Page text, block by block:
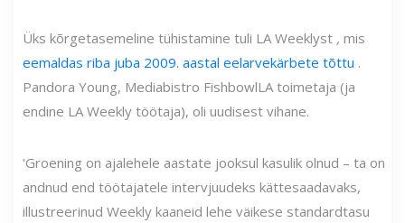
Üks kõrgetasemeline tühistamine tuli LA Weeklyst , mis
eemaldas riba juba 2009. aastal eelarvekärbete tõttu .
Pandora Young, Mediabistro FishbowlLA toimetaja (ja
endine LA Weekly töötaja), oli uudisest vihane.
'Groening on ajalehele aastate jooksul kasulik olnud – ta on
andnud end töötajatele intervjuudeks kättesaadavaks,
illustreerinud Weekly kaaneid lehe väikese standardtasu